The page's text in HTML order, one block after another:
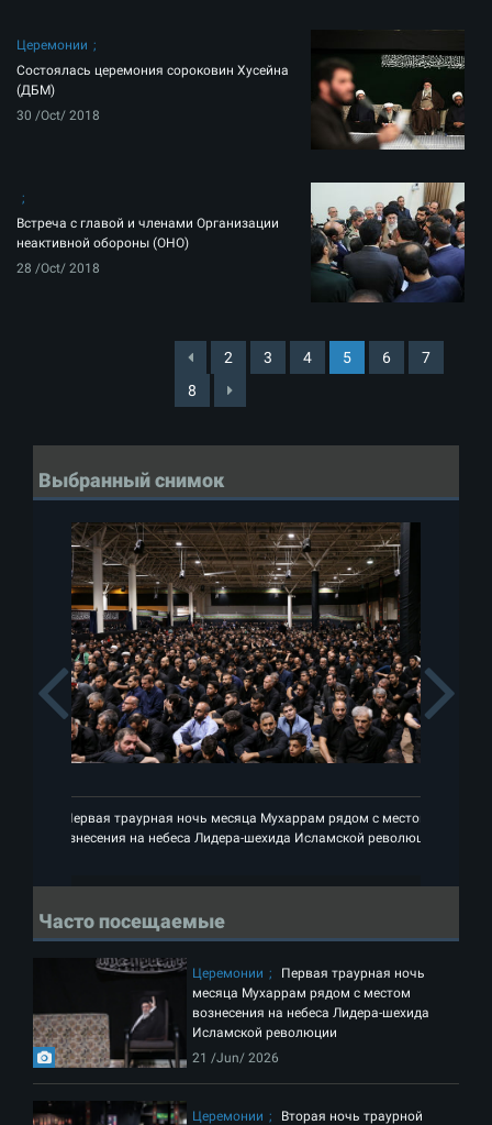
Церемонии
Состоялась церемония сороковин Хусейна
(ДБМ)
30 /Oct/ 2018
Встреча с главой и членами Организации
неактивной обороны (ОНО)
28 /Oct/ 2018
2 3 4 5 6
7
8
Выбранный снимок
Первая траурная ночь месяца Мухаррам рядом с местом
вознесения на небеса Лидера-шехида Исламской революции
Previous
Часто посещаемые
Церемонии
Первая траурная ночь
месяца Мухаррам рядом с местом
вознесения на небеса Лидера-шехида
Исламской революции
21 /Jun/ 2026
Церемонии
Вторая ночь траурной